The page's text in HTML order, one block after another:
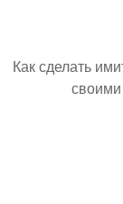
Как сделать